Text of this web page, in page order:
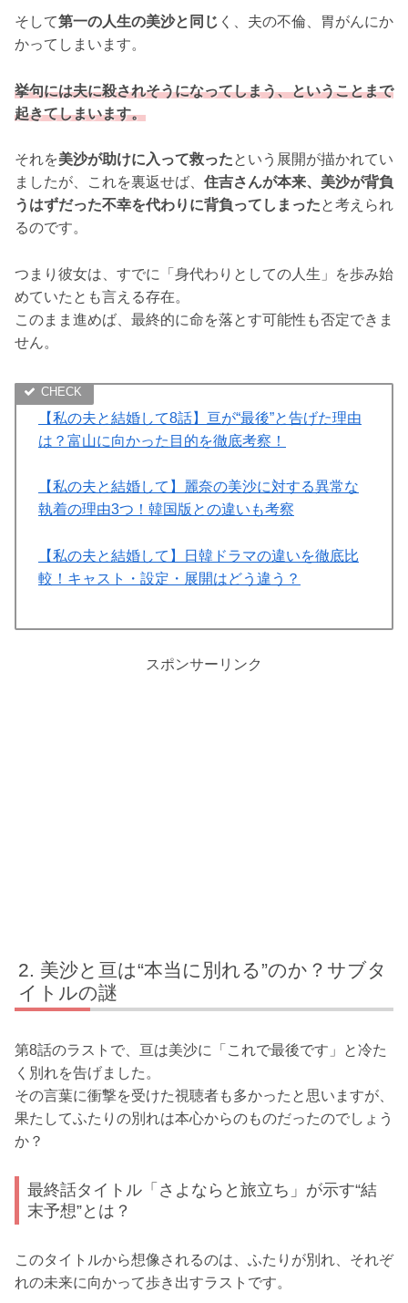
そして第一の人生の美沙と同じ く、夫の不倫、胃がんにか
かってしまいます。
挙句には夫に殺されそうになってしまう、ということまで
起きてしまいます。
それを美沙が助けに入って救ったという展開が描かれてい
ましたが、これを裏返せば、 住吉さんが本来、美沙が背負
うはずだった不幸を代わりに背負ってしまったと考えられ
るのです。
つまり彼女は、すでに「身代わりとしての人生」を歩み始
めていたとも言える存在。
このまま進めば、最終的に命を落とす可能性も否定できま
せん。
【私の夫と結婚して8話】亘が“最後”と告げた理由
は？富山に向かった目的を徹底考察！
【私の夫と結婚して】麗奈の美沙に対する異常な
執着の理由3つ！韓国版との違いも考察
【私の夫と結婚して】日韓ドラマの違いを徹底比
較！キャスト・設定・展開はどう違う？
スポンサーリンク
美沙と亘は“本当に別れる”のか？サブタ
イトルの謎
第8話のラストで、亘は美沙に「これで最後です」と冷た
く別れを告げました。
その言葉に衝撃を受けた視聴者も多かったと思いますが、
果たしてふたりの別れは本心からのものだったのでしょう
か？
最終話タイトル「さよならと旅立ち」が示す“結
末予想”とは？
このタイトルから想像されるのは、ふたりが別れ、それぞ
れの未来に向かって歩き出すラストです。